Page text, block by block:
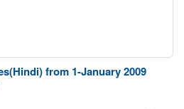
from 1-January 2009